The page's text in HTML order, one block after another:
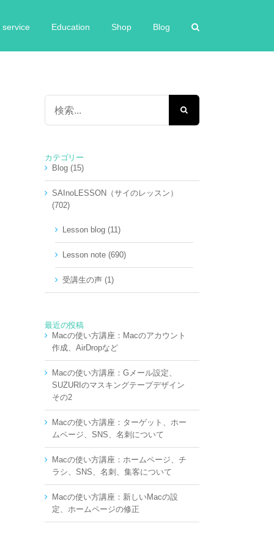
service Education Shop Blog
検
…
カテゴリー
Blog (15)
SAInoLESSON（サイのレッスン）
(702)
Lesson blog (11)
Lesson note (690)
受講生の声 (1)
最近の投稿
Macの使い方講座：Macのアカウント
作成、AirDropなど
Macの使い方講座：Gメール設定、
SUZURIのマスキングテープデザイン
その2
Macの使い方講座：ターゲット、ホー
ムページ、SNS、名刺について
Macの使い方講座：ホームページ、チ
ラシ、SNS、名刺、集客について
Macの使い方講座：新しいMacの設
定、ホームページの修正